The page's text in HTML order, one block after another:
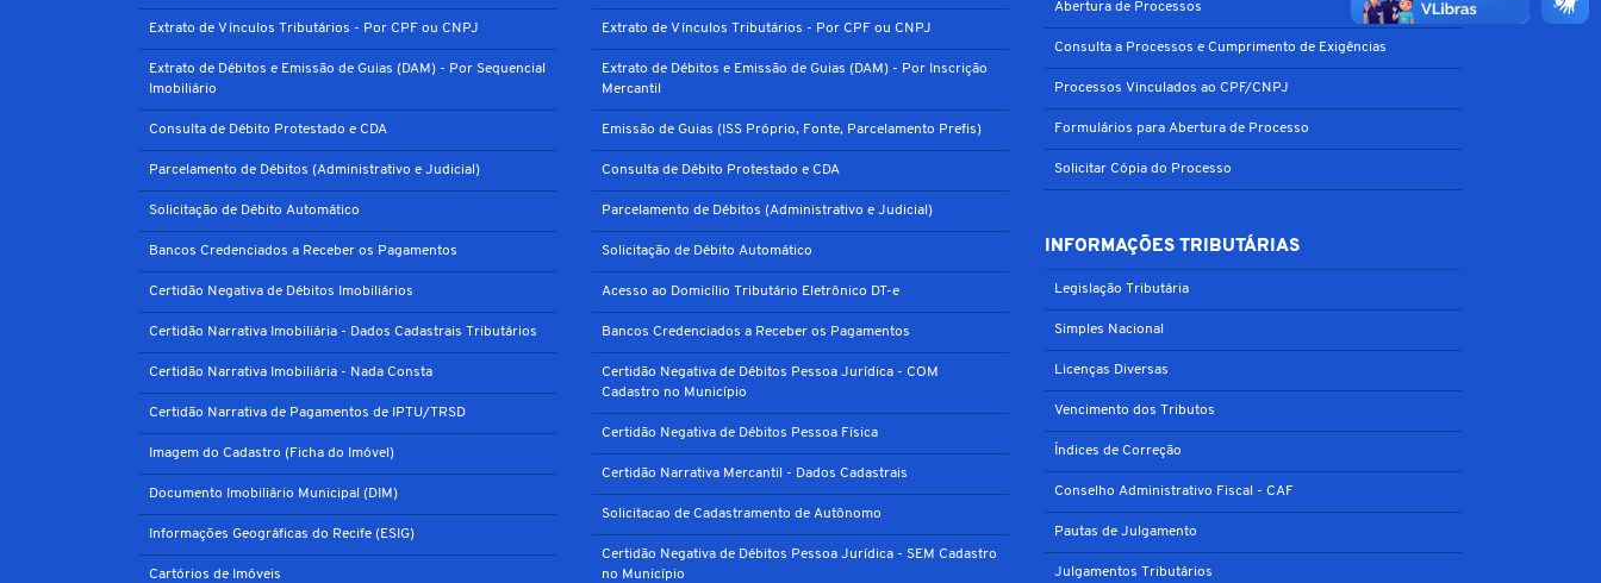
Extrato de Vínculos Tributários - Por CPF ou CNPJ
Extrato de Débitos e Emissão de Guias (DAM) - Por Sequencial
Imobiliário
Consulta de Débito Protestado e CDA
Parcelamento de Débitos (Administrativo e Judicial)
Solicitação de Débito Automático
Bancos Credenciados a Receber os Pagamentos
Certidão Negativa de Débitos Imobiliários
Certidão Narrativa Imobiliária - Dados Cadastrais Tributários
Certidão Narrativa Imobiliária - Nada Consta
Certidão Narrativa de Pagamentos de IPTU/TRSD
Imagem do Cadastro (Ficha do Imóvel)
Documento Imobiliário Municipal (DIM)
Informações Geográficas do Recife (ESIG)
Cartórios de Imóveis
Extrato de Vínculos Tributários - Por CPF ou CNPJ
Extrato de Débitos e Emissão de Guias (DAM) - Por Inscrição
Mercantil
Emissão de Guias (ISS Próprio, Fonte, Parcelamento Prefis)
Consulta de Débito Protestado e CDA
Parcelamento de Débitos (Administrativo e Judicial)
Solicitação de Débito Automático
Acesso ao Domicílio Tributário Eletrônico DT-e
Bancos Credenciados a Receber os Pagamentos
Certidão Negativa de Débitos Pessoa Jurídica - COM
Cadastro no Município
Certidão Negativa de Débitos Pessoa Física
Certidão Narrativa Mercantil - Dados Cadastrais
Solicitacao de Cadastramento de Autônomo
Certidão Negativa de Débitos Pessoa Jurídica - SEM Cadastro
no Município
Abertura de Processos
Consulta a Processos e Cumprimento de Exigências
Processos Vinculados ao CPF/CNPJ
Formulários para Abertura de Processo
Solicitar Cópia do Processo
INFORMAÇÕES TRIBUTÁRIAS
Legislação Tributária
Simples Nacional
Licenças Diversas
Vencimento dos Tributos
Índices de Correção
Conselho Administrativo Fiscal - CAF
Pautas de Julgamento
Julgamentos Tributários